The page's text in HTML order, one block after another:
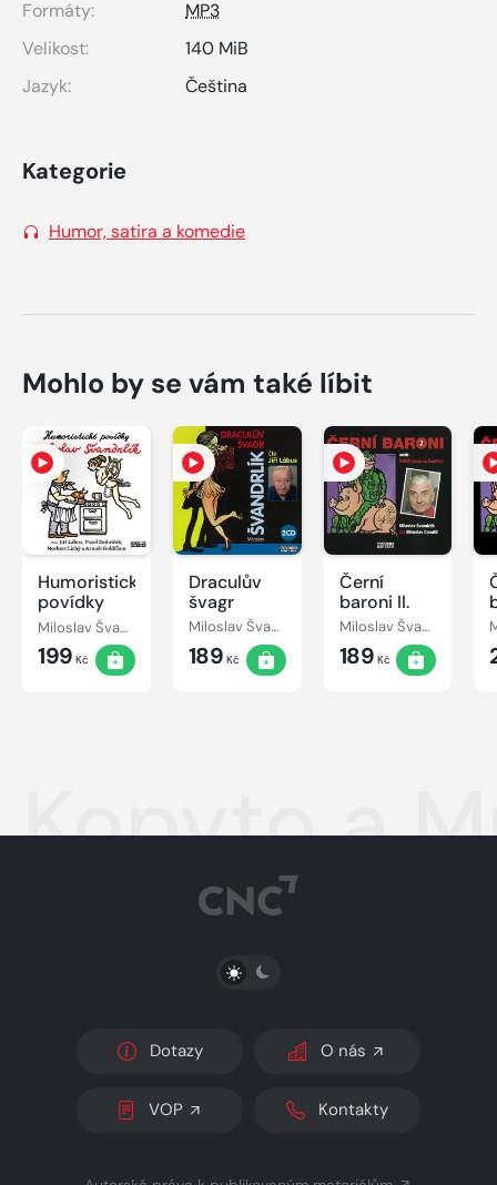
Formáty:
MP3
Velikost:
140 MiB
Jazyk:
Čeština
Kategorie
Humor, satira a komedie
Mohlo by se vám také líbit
Humoristické
povídky
Miloslav Švandrlík
199 Kč
Draculův
švagr
Miloslav Švandrlík
189 Kč
Černí
baroni II.
Miloslav Švandrlík
189 Kč
Kopyto a
PŘEPNOUT SVĚTLÝ/TMAVÝ REŽIM
Dotazy O nás
VOP Kontakty